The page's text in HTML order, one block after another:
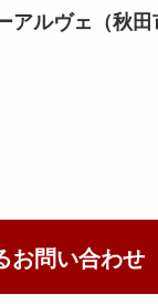
ルヴェ（秋田
お問い合わせ